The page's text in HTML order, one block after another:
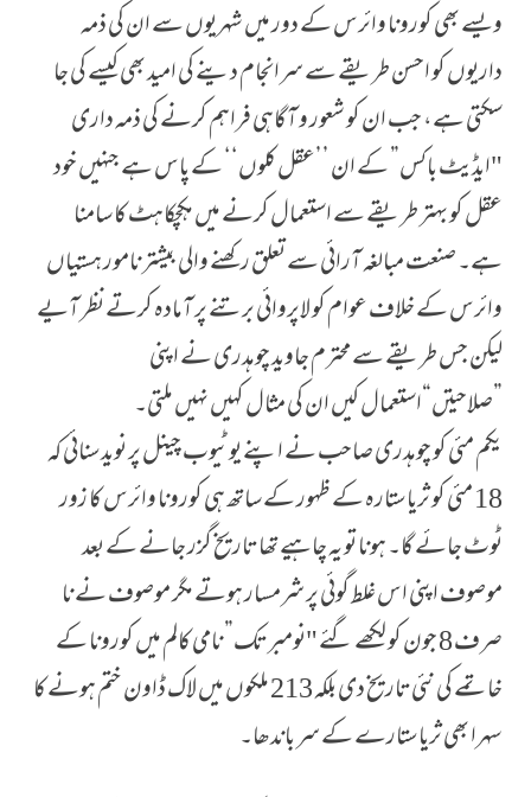
ویسے بھی کورونا وائرس کے دور میں شہریوں سے ان کی ذمہ
داریوں کو احسن طریقے سے سرانجام دینے کی امید بھی کیسے کی جا
سکتی ہے، جب ان کو شعور و آگاہی فراہم کرنے کی ذمہ داری
"ایڈیٹ باکس” کے ان ’’عقل کلوں‘‘ کے پاس ہے جنہیں خود
عقل کو بہتر طریقے سے استعمال کرنے میں ہکچکاہٹ کا سامنا
ہے۔ صنعت مبالغہ آرائی سے تعلق رکھنے والی بیشتر نامور ہستیاں
وائرس کے خلاف عوام کو لاپروائی برتنے پر آمادہ کرتے نظر آیے
لیکن جس طریقے سے محترم جاوید چوہدری نے اپنی
”صلاحیتں“استعمال کیں ان کی مثال کہیں نہیں ملتی۔
یکم مئی کو چوہدری صاحب نے اپنے یوٹیوب چینل پر نوید سنائی کہ
18 مئی کو ثریا ستارہ کے ظہور کے ساتھ ہی کورونا وائرس کا زور
ٹوٹ جائے گا۔ ہونا تو یہ چاہیے تھا تاریخ گزر جانے کے بعد
موصوف اپنی اس غلط گوئی پر شرمسار ہوتے مگر موصوف نے نا
صرف 8 جون کو لکھے گئے "نومبر تک” نامی کالم میں کورونا کے
خاتمے کی نئی تاریخ دی بلکہ 213 ملکوں میں لاک ڈاون ختم ہونے کا
سہرا بھی ثریا ستارے کے سر باندھا۔